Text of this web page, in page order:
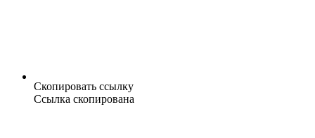
Скопировать ссылку
Ссылка скопирована